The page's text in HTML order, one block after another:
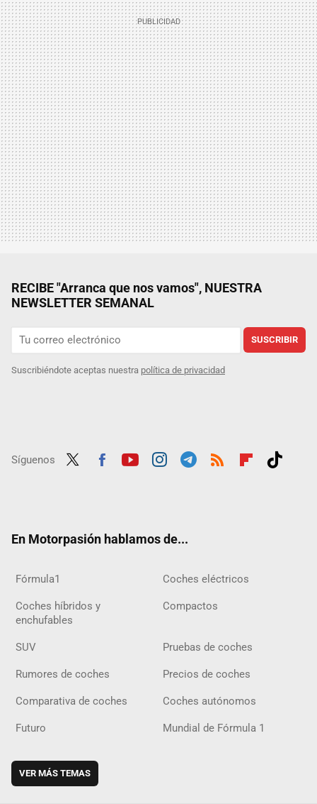
RECIBE "Arranca que nos vamos", NUESTRA
NEWSLETTER SEMANAL
SUSCRIBIR
Suscribiéndote aceptas nuestra política de privacidad
Síguenos
En Motorpasión hablamos de...
Fórmula1 Coches eléctricos
Coches híbridos y
enchufables
Compactos
SUV Pruebas de coches
Rumores de coches Precios de coches
Comparativa de coches Coches autónomos
Futuro Mundial de Fórmula 1
VER MÁS TEMAS